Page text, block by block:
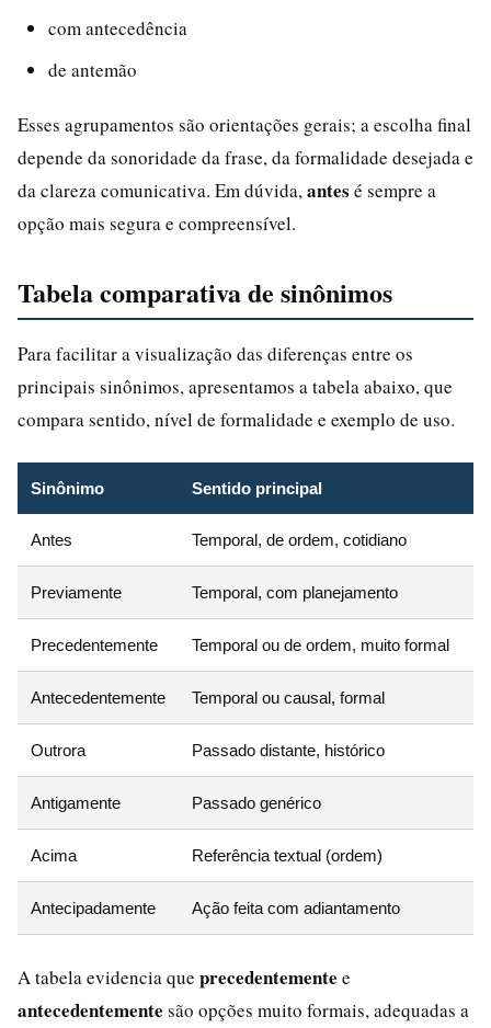
com antecedência
de antemão
Esses agrupamentos são orientações gerais; a escolha final
depende da sonoridade da frase, da formalidade desejada e
da clareza comunicativa. Em dúvida, antes é sempre a
opção mais segura e compreensível.
Tabela comparativa de sinônimos
Para facilitar a visualização das diferenças entre os
principais sinônimos, apresentamos a tabela abaixo, que
compara sentido, nível de formalidade e exemplo de uso.
Sinônimo Sentido principal
Antes Temporal, de ordem, cotidiano
Previamente Temporal, com planejamento
Precedentemente Temporal ou de ordem, muito formal
Antecedentemente Temporal ou causal, formal
Outrora Passado distante, histórico
Antigamente Passado genérico
Acima Referência textual (ordem)
Antecipadamente Ação feita com adiantamento
A tabela evidencia que precedentemente e
antecedentemente são opções muito formais, adequadas a